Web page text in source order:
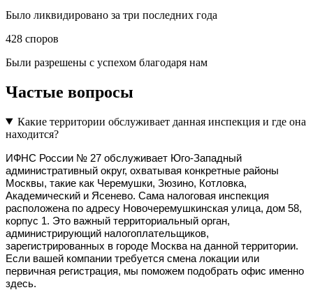
Было ликвидировано за три последних года
428 споров
Были разрешены с успехом благодаря нам
Частые вопросы
Какие территории обслуживает данная инспекция и где она
находится?
ИФНС России № 27 обслуживает Юго-Западный
административный округ, охватывая конкретные районы
Москвы, такие как Черемушки, Зюзино, Котловка,
Академический и Ясенево. Сама налоговая инспекция
расположена по адресу Новочеремушкинская улица, дом 58,
корпус 1. Это важный территориальный орган,
администрирующий налогоплательщиков,
зарегистрированных в городе Москва на данной территории.
Если вашей компании требуется смена локации или
первичная регистрация, мы поможем подобрать офис именно
здесь.